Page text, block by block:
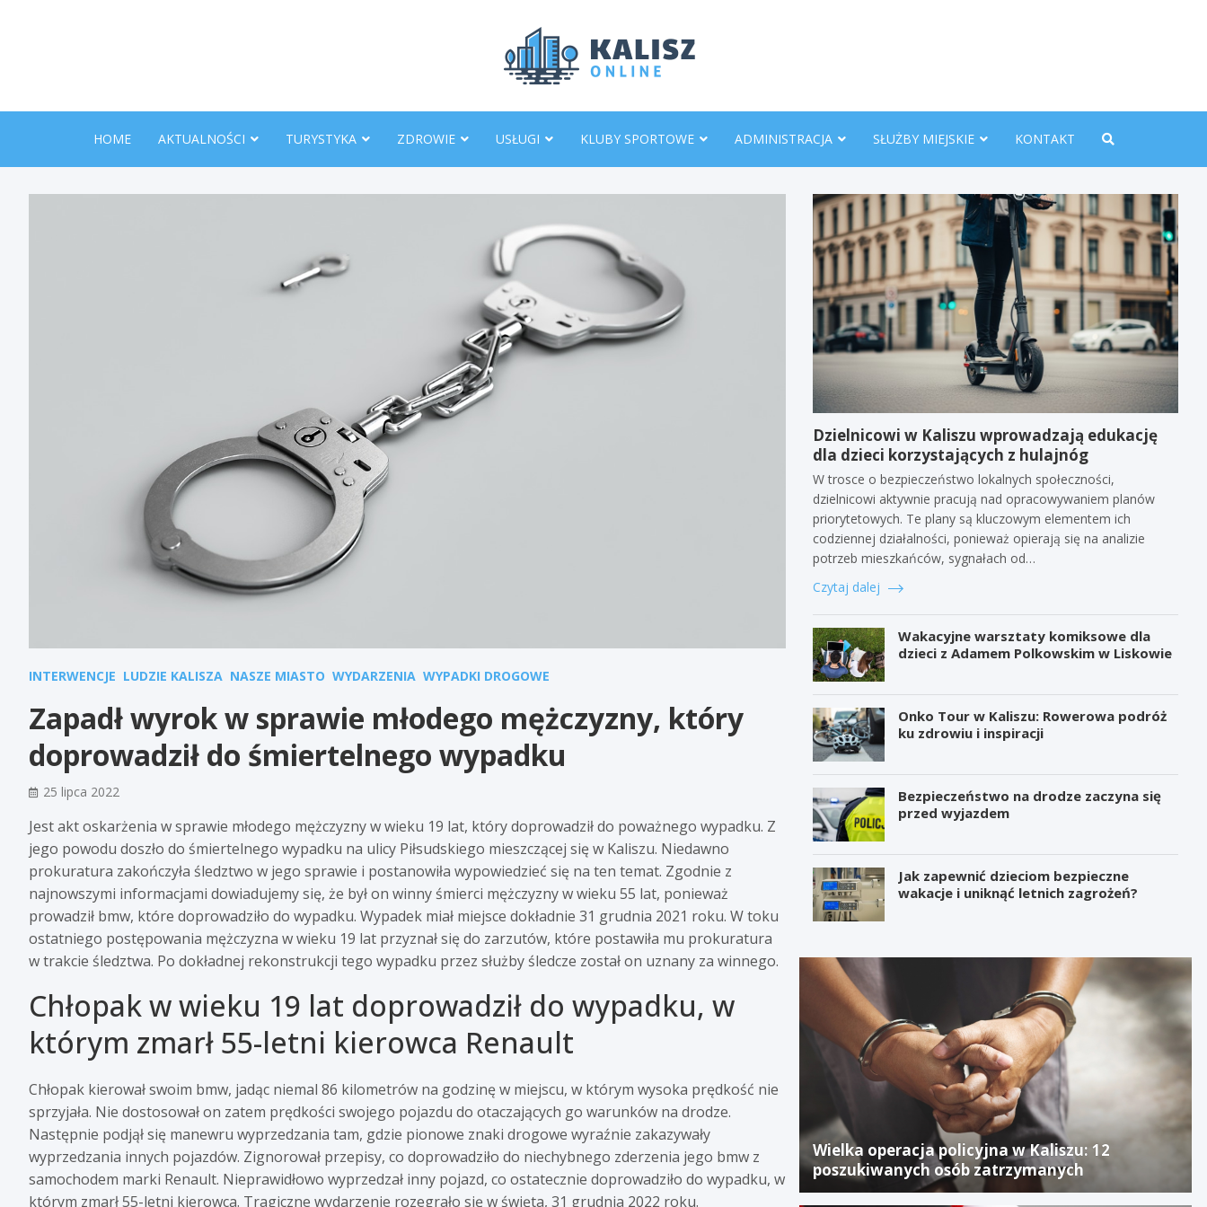
HOME AKTUALNOŚCI TURYSTYKA ZDROWIE USŁUGI KLUBY SPORTOWE ADMINISTRACJA SŁUŻBY MIEJSKIE KONTAKT
INTERWENCJE LUDZIE KALISZA NASZE MIASTO WYDARZENIA WYPADKI DROGOWE
Zapadł wyrok w sprawie młodego mężczyzny, który
doprowadził do śmiertelnego wypadku
25 lipca 2022
Jest akt oskarżenia w sprawie młodego mężczyzny w wieku 19 lat, który doprowadził do poważnego wypadku. Z
jego powodu doszło do śmiertelnego wypadku na ulicy Piłsudskiego mieszczącej się w Kaliszu. Niedawno
prokuratura zakończyła śledztwo w jego sprawie i postanowiła wypowiedzieć się na ten temat. Zgodnie z
najnowszymi informacjami dowiadujemy się, że był on winny śmierci mężczyzny w wieku 55 lat, ponieważ
prowadził bmw, które doprowadziło do wypadku. Wypadek miał miejsce dokładnie 31 grudnia 2021 roku. W toku
ostatniego postępowania mężczyzna w wieku 19 lat przyznał się do zarzutów, które postawiła mu prokuratura
w trakcie śledztwa. Po dokładnej rekonstrukcji tego wypadku przez służby śledcze został on uznany za winnego.
Chłopak w wieku 19 lat doprowadził do wypadku, w
którym zmarł 55-letni kierowca Renault
Chłopak kierował swoim bmw, jadąc niemal 86 kilometrów na godzinę w miejscu, w którym wysoka prędkość nie
sprzyjała. Nie dostosował on zatem prędkości swojego pojazdu do otaczających go warunków na drodze.
Następnie podjął się manewru wyprzedzania tam, gdzie pionowe znaki drogowe wyraźnie zakazywały
wyprzedzania innych pojazdów. Zignorował przepisy, co doprowadziło do niechybnego zderzenia jego bmw z
samochodem marki Renault. Nieprawidłowo wyprzedzał inny pojazd, co ostatecznie doprowadziło do wypadku, w
którym zmarł 55-letni kierowca. Tragiczne wydarzenie rozegrało się w święta, 31 grudnia 2022 roku.
Dzielnicowi w Kaliszu wprowadzają edukację
dla dzieci korzystających z hulajnóg
W trosce o bezpieczeństwo lokalnych społeczności,
dzielnicowi aktywnie pracują nad opracowywaniem planów
priorytetowych. Te plany są kluczowym elementem ich
codziennej działalności, ponieważ opierają się na analizie
potrzeb mieszkańców, sygnałach od…
Czytaj dalej
Wakacyjne warsztaty komiksowe dla
dzieci z Adamem Polkowskim w Liskowie
Onko Tour w Kaliszu: Rowerowa podróż
ku zdrowiu i inspiracji
Bezpieczeństwo na drodze zaczyna się
przed wyjazdem
Jak zapewnić dzieciom bezpieczne
wakacje i uniknąć letnich zagrożeń?
Wielka operacja policyjna w Kaliszu: 12
poszukiwanych osób zatrzymanych